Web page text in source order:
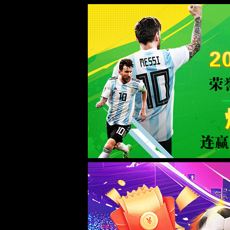
必发集团(中国区)手机网站-